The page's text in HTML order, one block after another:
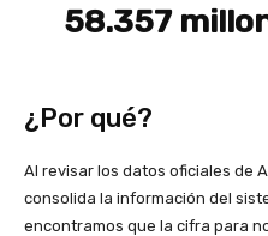
58.357
¿Por qué?
Al revisar los datos oficiales de
consolida la información del
encontramos que la cifra para